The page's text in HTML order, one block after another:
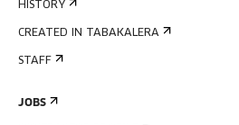
HISTORY
CREATED IN TABAKALERA
STAFF
JOBS